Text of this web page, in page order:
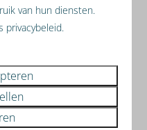
van hun diensten.
privacybeleid.